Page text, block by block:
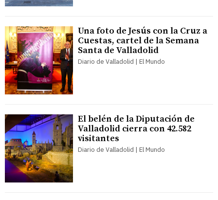
Una foto de Jesús con la Cruz a
Cuestas, cartel de la Semana
Santa de Valladolid
Diario de Valladolid | El Mundo
El belén de la Diputación de
Valladolid cierra con 42.582
visitantes
Diario de Valladolid | El Mundo